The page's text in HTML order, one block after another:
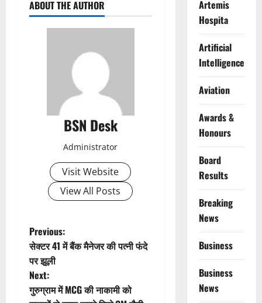
ABOUT THE AUTHOR
BSN Desk
Administrator
Visit Website
View All Posts
P
o
s
Previous:
सेक्टर 41 में बैंक मैनेजर की पत्नी फंदे
पर झूली
Next:
गुरुग्राम में MCG की नाकामी को
Artemis
Hospita
Artificial
Intelligence
Aviation
Awards &
Honours
Board
Results
Breaking
News
Business
Business
News